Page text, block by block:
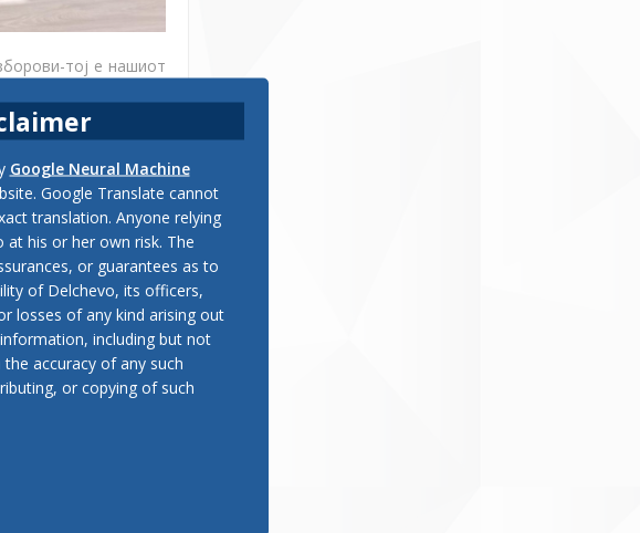
тој е нашиот
и рецитации беше
по повод Денот на
унифицираност на
при
Охридски“
наУНЕСКО в о
јазик. Во 2000 г,
на јазиците,
јазици, а на околу
Google Neural Machine
Google Translate cannot
translation. Anyone relying
his or her own risk. The
or guarantees as to
of Delchevo, its officers,
losses of any kind arising out
including but not
accuracy of any such
or copying of such